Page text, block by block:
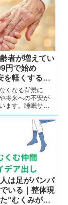
説します。
者が増えてい
円で始め
を軽くする習
くなる背景に
将来への不安が
ます。睡眠サプ
を崩す方も増
点から、夜の不
法と399円から始
慣を紹介しま
は足がパンパ
いる｜整体現
“むくみが夜